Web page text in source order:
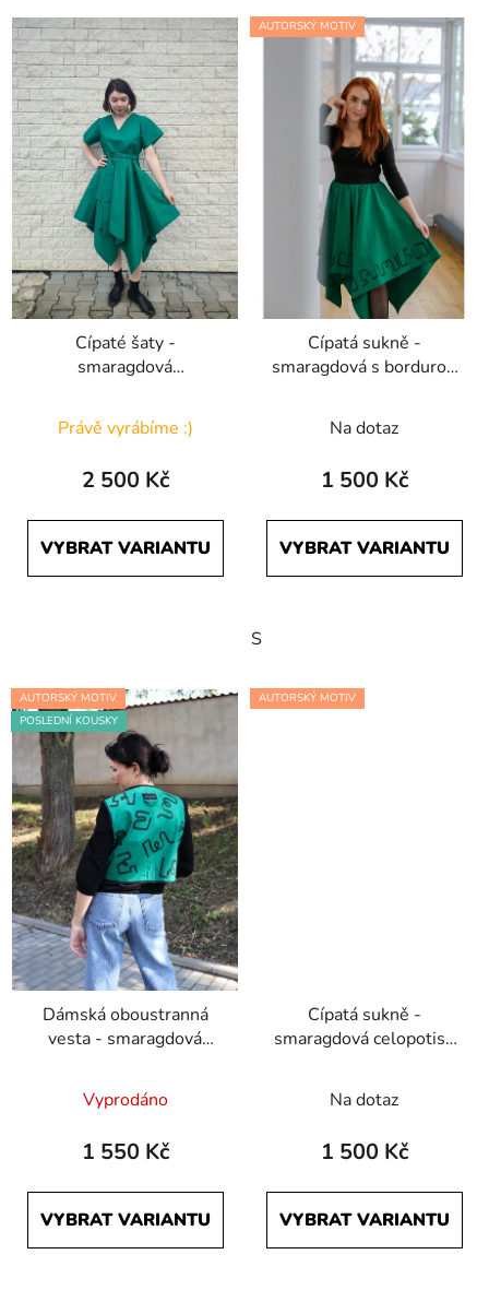
Cípaté šaty -
smaragdová
Právě vyrábíme :)
2 500 Kč
VYBRAT VARIANTU
AUTORSKÝ MOTIV
Cípatá sukně -
smaragdová s bordurou
Na dotaz
1 500 Kč
VYBRAT VARIANTU
S
AUTORSKÝ MOTIV
POSLEDNÍ KOUSKY
Dámská oboustranná
vesta - smaragdová
hodnocení
produktu
5,0
z
Vyprodáno
1 550 Kč
VYBRAT VARIANTU
AUTORSKÝ MOTIV
Cípatá sukně -
smaragdová celopotisk
Na dotaz
1 500 Kč
VYBRAT VARIANTU